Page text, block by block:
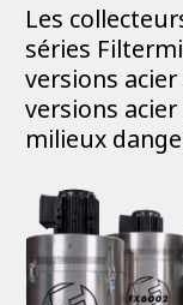
Les
séries
versions
versions
milieux